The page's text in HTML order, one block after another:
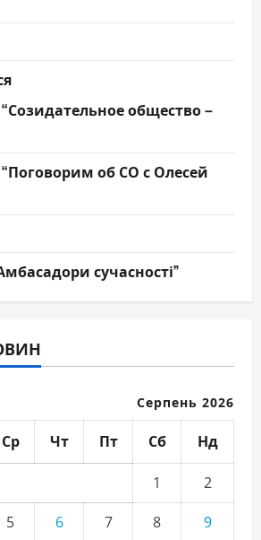
общество –
об СО с Олесей
сучасності”
Серпень 2026
Ср Чт Пт Сб Нд
1
2
5 6 7 8
9